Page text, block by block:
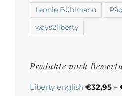
Leonie Bühlmann
ways2liberty
Produkte nach
Liberty english €32,95 –